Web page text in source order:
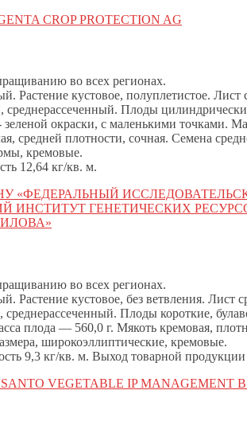
CROP PROTECTION AG
во всех регионах.
Растение кустовое, полуплетистое. Лист
среднерассеченный. Плоды
зеленой окраски, с маленькими точками.
средней плотности, сочная. Семена
кремовые.
12,64 кг/кв. м.
«ФЕДЕРАЛЬНЫЙ
ИНСТИТУТ ГЕНЕТИЧЕСКИХ
во всех регионах.
Растение кустовое, без ветвления. Лист
среднерассеченный. Плоды короткие,
плода — 560,0 г. Мякоть кремовая,
широкоэллиптические, кремовые.
9,3 кг/кв. м. Выход товарной
VEGETABLE IP MANAGEMENT